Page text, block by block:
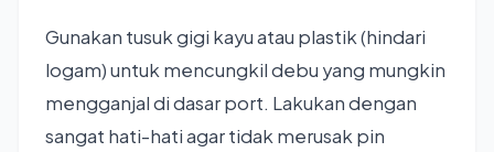
Gunakan tusuk gigi kayu atau plastik (hindari
logam) untuk mencungkil debu yang mungkin
mengganjal di dasar port. Lakukan dengan
sangat hati-hati agar tidak merusak pin